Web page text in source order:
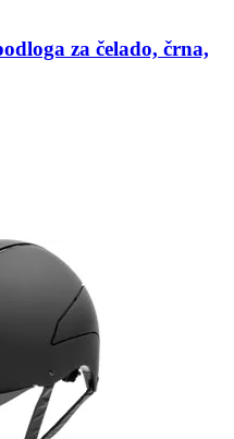
za čelado, črna,